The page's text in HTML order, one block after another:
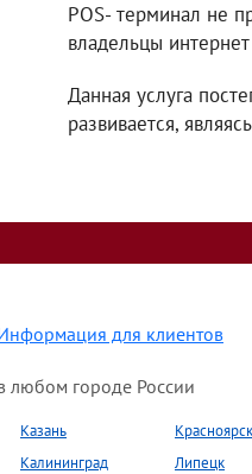
POS- терминал не
владельцы
Данная услуга
развивается,
для клиентов
любом городе России
Казань
Калининград
Красноярск
Липецк